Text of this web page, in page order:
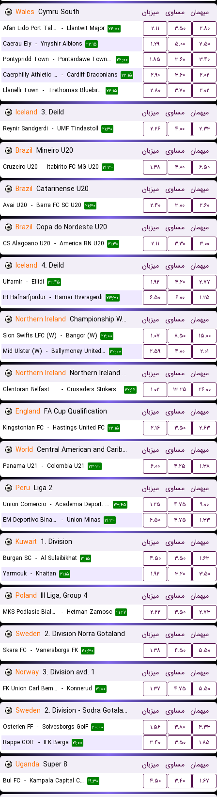
Wales Cymru South میزبان مساوی میهمان
Afan Lido Port Talbot - Llantwit Major ۲۲:۰۰ ۲.۱۱ ۳.۵۰
۲.۸۰
Caerau Ely - Ynyshir Albions ۲۲:۱۵ ۱.۲۹ ۵.۰۰
۷.۵۰
Pontypridd Town - Pontardawe Town A.F.C. ۲۲:۰۰ ۱.۸۵ ۳.۶۰
۳.۴۰
Caerphilly Athletic FC - Cardiff Draconians ۲۲:۱۵ ۲.۹۰ ۳.۶۰
۲.۰۲
Llanelli Town - Trethomas Bluebirds ۲۲:۱۵ ۲.۸۰ ۳.۷۰ ۲.۰۲
Iceland 3. Deild میزبان مساوی میهمان
Reynir Sandgerdi - UMF Tindastoll ۲۱:۳۰ ۲.۲۶ ۴.۰۰ ۲.۳۳
Brazil Mineiro U20 میزبان مساوی میهمان
Cruzeiro U20 - Itabirito FC MG U20 ۲۱:۳۰ ۱.۳۸ ۴.۰۰ ۶.۵۰
Brazil Catarinense U20 میزبان مساوی میهمان
Avai U20 - Barra FC SC U20 ۲۱:۳۰ ۲.۴۰ ۳.۰۰ ۲.۶۰
Brazil Copa do Nordeste U20 میزبان مساوی میهمان
CS Alagoano U20 - America RN U20 ۲۱:۳۰ ۲.۱۱ ۳.۳۰ ۳.۰۰
Iceland 4. Deild میزبان مساوی میهمان
Ulfarnir - Ellidi ۲۲:۴۵ ۱.۹۲ ۴.۲۰
۲.۷۷
IH Hafnarfjordur - Hamar Hveragerdi ۲۳:۳۰ ۶.۵۰ ۶.۰۰ ۱.۲۵
Northern Ireland Championship Women میزبان مساوی میهمان
Sion Swifts LFC (W) - Bangor (W) ۲۲:۰۰ ۱.۰۷ ۸.۵۰
۱۵.۰۰
Mid Ulster (W) - Ballymoney United (W) ۲۲:۰۰ ۲.۵۹ ۴.۰۰ ۲.۰۱
Northern Ireland Northern Ireland Premier League Women میزبان مساوی میهمان
Glentoran Belfast United (W) - Crusaders Strikers FC (W) ۲۲:۱۵ ۱.۰۲ ۱۳.۲۵ ۲۶.۰۰
England FA Cup Qualification میزبان مساوی میهمان
Kingstonian FC - Hastings United FC ۲۲:۱۵ ۲.۱۶ ۳.۵۰ ۲.۶۳
World Central American and Caribbean Games میزبان مساوی میهمان
Panama U21 - Colombia U21 ۲۳:۳۰ ۶.۰۰ ۴.۲۵ ۱.۳۸
Peru Liga 2 میزبان مساوی میهمان
Union Comercio - Academia Deport. Cantolao ۲۳:۴۵ ۱.۲۵ ۴.۷۵
۹.۰۰
EM Deportivo Binacional
- Union Minas ۲۱:۳۰ ۶.۵۰ ۴.۷۵ ۱.۳۳
Kuwait 1. Division میزبان مساوی میهمان
Burgan SC - Al Sulaibikhat ۲۱:۱۵ ۴.۵۰ ۳.۵۰
۱.۶۳
Yarmouk - Khaitan ۲۱:۱۵ ۱.۹۲ ۳.۲۰ ۳.۵۰
Poland III Liga, Group 4 میزبان مساوی میهمان
MKS Podlasie Biala Podlaska - Hetman Zamosc ۲۱:۲۷ ۲.۲۲ ۳.۵۰ ۲.۷۳
Sweden 2. Division Norra Gotaland میزبان مساوی میهمان
Skara FC - Vanersborgs FK ۲۰:۳۰ ۱.۳۸ ۴.۵۰ ۵.۵۰
Norway 3. Division avd. 1 میزبان مساوی میهمان
FK Union Carl Berner - Konnerud ۲۱:۰۰ ۱.۳۷ ۴.۷۵ ۵.۵۰
Sweden 2. Division - Sodra Gotaland میزبان مساوی میهمان
Osterlen FF - Solvesborgs GoIF ۲۰:۰۰ ۱.۵۶ ۳.۸۰
۴.۳۳
Rappe GOIF - IFK Berga ۲۱:۰۰ ۳.۴۰ ۳.۵۰ ۱.۸۵
Uganda Super 8 میزبان مساوی میهمان
Bul FC - Kampala Capital City ۱۹:۳۰ ۴.۵۰ ۳.۴۰ ۱.۶۷